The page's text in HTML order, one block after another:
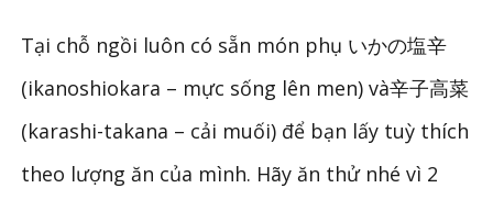
Tại chỗ ngồi luôn có sẵn món phụ いかの塩辛
(ikanoshiokara – mực sống lên men) và辛子高菜
(karashi-takana – cải muối) để bạn lấy tuỳ thích
theo lượng ăn của mình. Hãy ăn thử nhé vì 2